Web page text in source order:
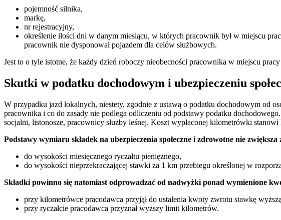
pojemność silnika,
markę,
nr rejestracyjny,
określenie ilości dni w danym miesiącu, w których pracownik był w miejscu
pracownik nie dysponował pojazdem dla celów służbowych.
Jest to o tyle istotne, że każdy dzień roboczy nieobecności pracownika w miejscu
Skutki w podatku dochodowym i ubezpieczeniu
W przypadku jazd lokalnych, niestety, zgodnie z ustawą o podatku dochodowym od
pracownika i co do zasady nie podlega odliczeniu od podstawy podatku
socjalni, listonosze, pracownicy służby leśnej. Koszt wypłaconej kilometrówki
Podstawy wymiaru składek na ubezpieczenia społeczne i zdrowotne nie
do wysokości miesięcznego ryczałtu pieniężnego,
do wysokości nieprzekraczającej stawki za 1 km przebiegu określonej w
Składki powinno się natomiast odprowadzać od nadwyżki ponad wymienione
przy kilometrówce pracodawca przyjął do ustalenia kwoty zwrotu stawkę
przy ryczałcie pracodawca przyznał wyższy limit kilometrów.